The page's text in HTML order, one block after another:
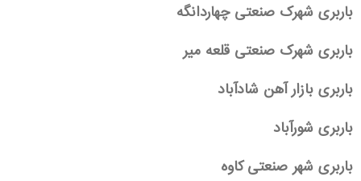
باربری شهرک صنعتی چهاردانگه
باربری شهرک صنعتی قلعه میر
باربری بازار آهن شادآباد
باربری شورآباد
باربری شهر صنعتی کاوه